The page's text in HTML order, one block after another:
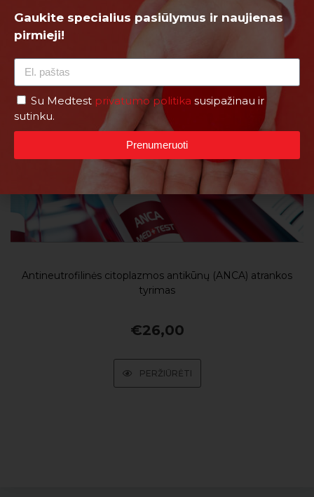
Antineutrofilinės citoplazmos antikūnų (ANCA) atrankos
tyrimas
€26,00
PERŽIŪRĖTI
Gaukite specialius pasiūlymus ir naujienas
pirmieji!
Su Medtest privatumo politika susipažinau ir
sutinku.
Prenumeruoti